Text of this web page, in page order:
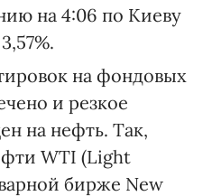
на 4:06 по Киеву
на фондовых
и резкое
на нефть. Так,
WTI (Light
бирже New